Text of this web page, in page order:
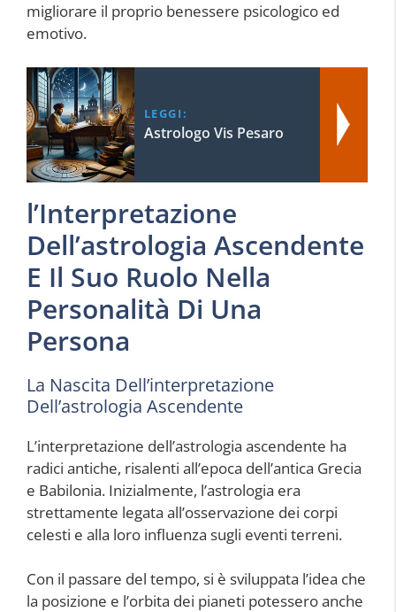
migliorare il proprio benessere psicologico ed
emotivo.
LEGGI:
Astrologo Vis Pesaro
l’Interpretazione
Dell’astrologia Ascendente
E Il Suo Ruolo Nella
Personalità Di Una
Persona
La Nascita Dell’interpretazione
Dell’astrologia Ascendente
L’interpretazione dell’astrologia ascendente ha
radici antiche, risalenti all’epoca dell’antica Grecia
e Babilonia. Inizialmente, l’astrologia era
strettamente legata all’osservazione dei corpi
celesti e alla loro influenza sugli eventi terreni.
Con il passare del tempo, si è sviluppata l’idea che
la posizione e l’orbita dei pianeti potessero anche